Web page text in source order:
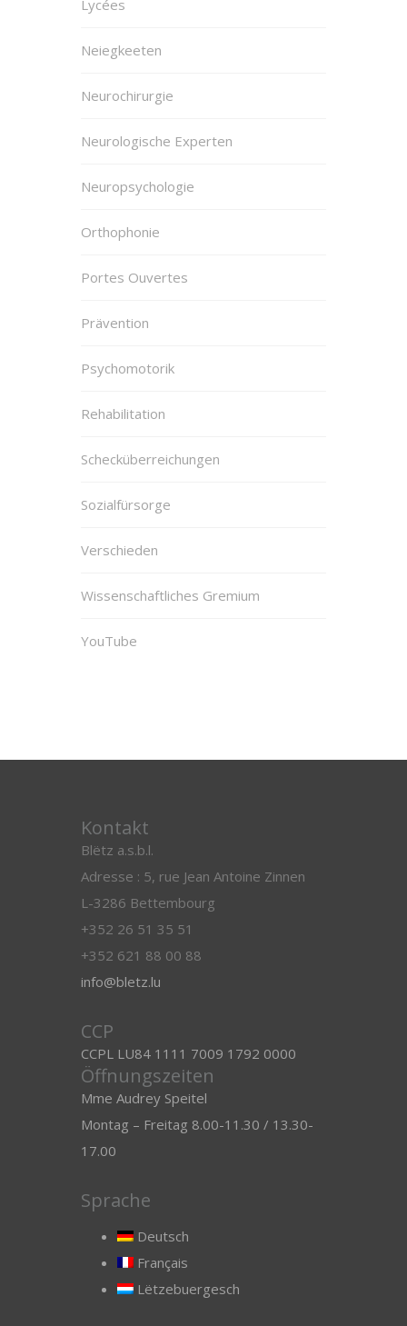
Lycées
Neiegkeeten
Neurochirurgie
Neurologische Experten
Neuropsychologie
Orthophonie
Portes Ouvertes
Prävention
Psychomotorik
Rehabilitation
Schecküberreichungen
Sozialfürsorge
Verschieden
Wissenschaftliches Gremium
YouTube
Kontakt
Blëtz a.s.b.l.
Adresse : 5, rue Jean Antoine Zinnen
L-3286 Bettembourg
+352 26 51 35 51
+352 621 88 00 88
info@bletz.lu
CCP
CCPL LU84 1111 7009 1792 0000
Öffnungszeiten
Mme Audrey Speitel
Montag – Freitag 8.00-11.30 / 13.30-
17.00
Sprache
Deutsch
Français
Lëtzebuergesch